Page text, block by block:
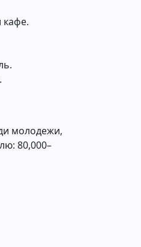
кафе.
молодежи,
80,000–